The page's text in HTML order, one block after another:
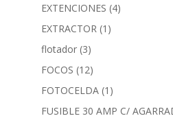
EXTENCIONES (4)
EXTRACTOR (1)
flotador (3)
FOCOS (12)
FOTOCELDA (1)
FUSIBLE 30 AMP C/